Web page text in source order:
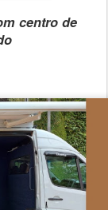
centro de